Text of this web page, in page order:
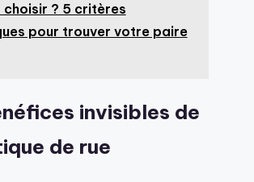
choisir ? 5 critères
pour trouver votre paire
invisibles de
de rue